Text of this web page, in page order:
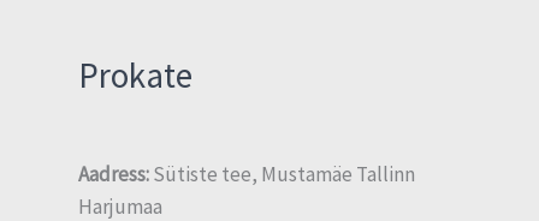
Prokate
Aadress:Sütiste tee, Mustamäe Tallinn
Harjumaa